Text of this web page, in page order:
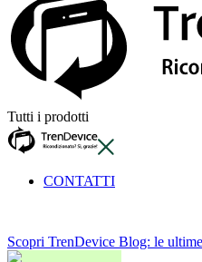
Tutti i prodotti
CONTATTI
Scopri TrenDevice Blog: le